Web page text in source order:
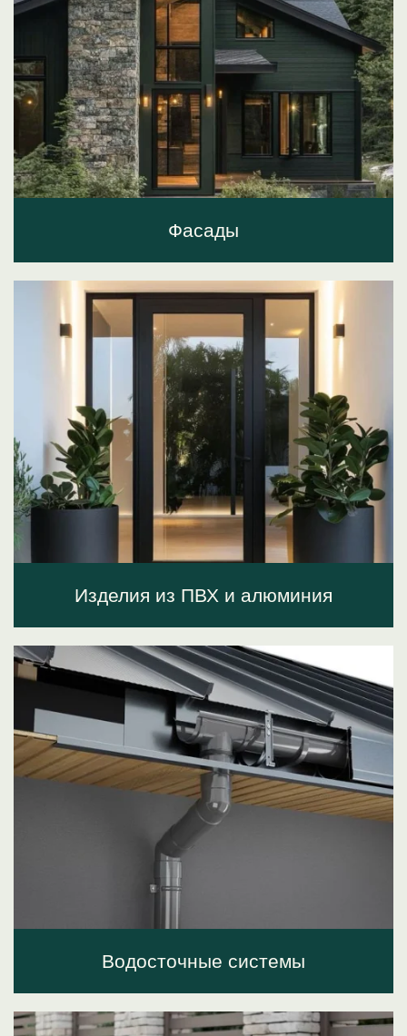
Фасады
Изделия из ПВХ и алюминия
Водосточные системы